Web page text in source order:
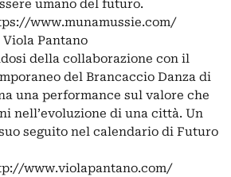
umano del futuro.
www.munamussie.com/
Viola Pantano
della collaborazione con il
del Brancaccio Danza di
una performance sul valore che
nell’evoluzione di una città. Un
seguito nel calendario di Futuro
www.violapantano.com/